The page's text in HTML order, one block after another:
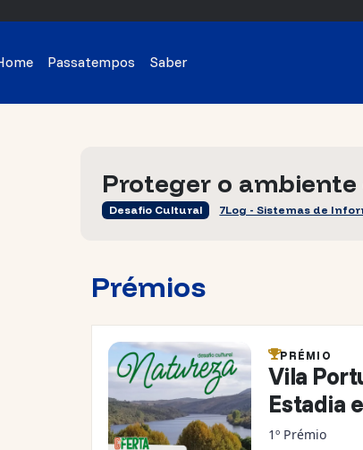
Passatempos Saber
Proteger o ambiente
Desafio Cultural 7Log - Sistemas de
Prémios
PRÉMIO
Vila
Estadia
1º Prémio